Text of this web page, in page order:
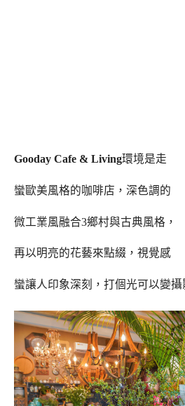
Gooday Cafe & Living環境是走
蠻歐美風格的咖啡店，深色調的
微工業風融合3鄉村與古典風格，
再以明亮的花藝來點綴，視覺感
蠻讓人印象深刻，打個光可以變